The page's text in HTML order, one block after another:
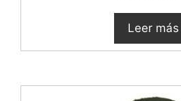
Leer más